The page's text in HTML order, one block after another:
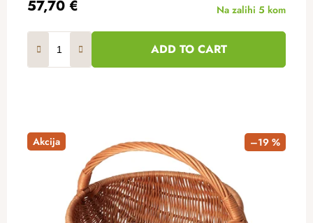
57,70 € Na zalihi 5 kom
ADD TO CART
Akcija –19 %